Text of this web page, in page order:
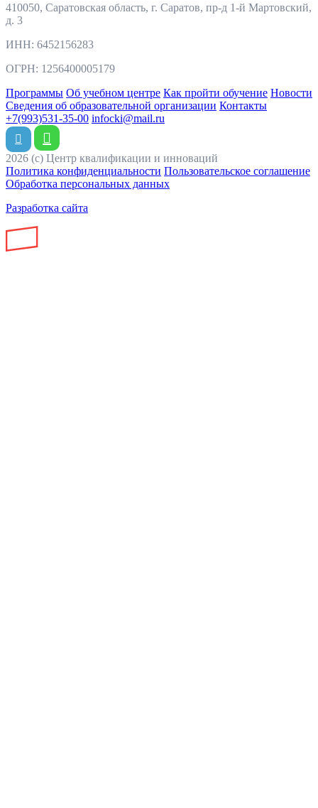
410050, Саратовская область, г. Саратов, пр-д 1-й Мартовский,
д. 3
ИНН: 6452156283
ОГРН: 1256400005179
Программы Об учебном центре Как пройти обучение Новости
Сведения об образовательной организации Контакты
+7(993)531-35-00 infocki@mail.ru
2026 (с) Центр квалификации и инноваций
Политика конфиденциальности Пользовательское соглашение
Обработка персональных данных
Разработка сайта